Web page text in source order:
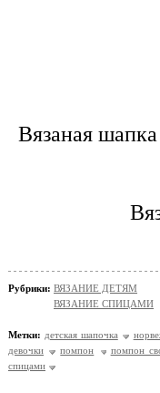
Вязаная
Рубрики: ВЯЗАНИЕ ДЕТЯМ
ВЯЗАНИЕ СПИЦАМИ
Метки: детская шапочка
девочки
помпон
помпон
спицами